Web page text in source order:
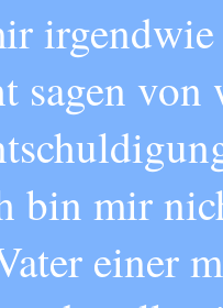
sagen
bin mir
einer